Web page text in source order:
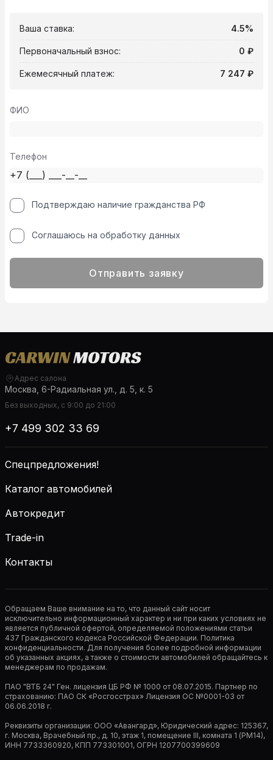
Ваша ставка: 4.5%
Первоначальный взнос: 0 ₽
Ежемесячный платеж: 7 247 ₽
ФИО
Телефон
Подтверждаю наличие гражданства РФ
Соглашаюсь на обработку данных
Отправить заявку
Адрес салона
Москва, 6-Радиальная ул., д. 5, к. 5
Без выходных, с 9:00 до 21:00
+7 499 302 33 69
Спецпредложения!
Каталог автомобилей
Автокредит
Trade-in
Контакты
Обращаем Ваше внимание на то, что данный сайт носит
исключительно информационный характер и ни при каких условиях не
является публичной офертой, определяемой положениями статьи
437 Гражданского кодекса Российской Федерации. Политика
конфиденциальности. Для получения более подробной информации
об указанных акциях, а также о стоимости автомобилей обращайтесь к
менеджерам по продажам.
ПАО "ВТБ 24" Ген. лицензия ЦБ РФ № 1000 от 08.07.2015. Партнер по
страхованию: ПАО СК «Росгосстрах» Лицензия ОС №0001-03 от
06.06.2018 г.
Реквизиты организации: ООО «Авангард», Юридический адрес: 125367,
г. Москва, Врачебный пр., д. 10, этаж 1, помещение III, комната 1 (РМ14),
ИНН 7733360920, КПП 773301001, ОГРН 1207700399609